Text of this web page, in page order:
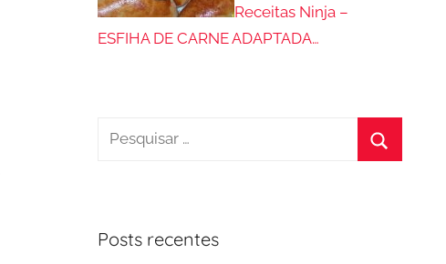
Receitas Ninja –
ESFIHA DE CARNE ADAPTADA…
Pesquisar
Posts recentes